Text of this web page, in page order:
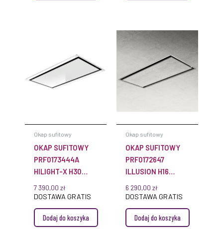
Okap sufitowy
OKAP SUFITOWY
PRF0173444A
HILIGHT-X H30
100CM BIAŁY
7 390,00 zł
DOSTAWA GRATIS
Dodaj do koszyka
Okap sufitowy
OKAP SUFITOWY
PRF0172647
ILLUSION H16
100CM STAL
NIERDZEWNA
6 290,00 zł
DOSTAWA GRATIS
Dodaj do koszyka